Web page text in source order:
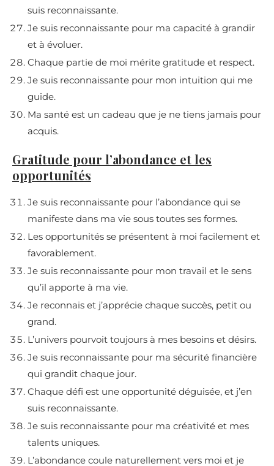
suis reconnaissante.
Je suis reconnaissante pour ma capacité à grandir
et à évoluer.
Chaque partie de moi mérite gratitude et respect.
Je suis reconnaissante pour mon intuition qui me
guide.
Ma santé est un cadeau que je ne tiens jamais pour
acquis.
Gratitude pour l’abondance et les
opportunités
Je suis reconnaissante pour l’abondance qui se
manifeste dans ma vie sous toutes ses formes.
Les opportunités se présentent à moi facilement et
favorablement.
Je suis reconnaissante pour mon travail et le sens
qu’il apporte à ma vie.
Je reconnais et j’apprécie chaque succès, petit ou
grand.
L’univers pourvoit toujours à mes besoins et désirs.
Je suis reconnaissante pour ma sécurité financière
qui grandit chaque jour.
Chaque défi est une opportunité déguisée, et j’en
suis reconnaissante.
Je suis reconnaissante pour ma créativité et mes
talents uniques.
L’abondance coule naturellement vers moi et je